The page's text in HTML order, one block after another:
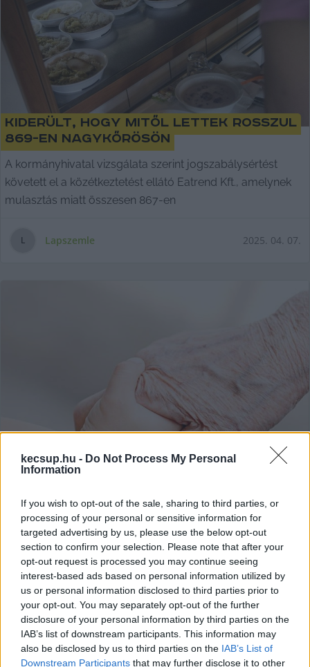
kecsup.hu - Do Not Process My Personal
Information
If you wish to opt-out of the sale, sharing to third parties, or
processing of your personal or sensitive information for
targeted advertising by us, please use the below opt-out
section to confirm your selection. Please note that after your
opt-out request is processed you may continue seeing
interest-based ads based on personal information utilized by
us or personal information disclosed to third parties prior to
your opt-out. You may separately opt-out of the further
disclosure of your personal information by third parties on the
IAB’s list of downstream participants. This information may
also be disclosed by us to third parties on the IAB’s List of
Downstream Participants that may further disclose it to other
Kiderült, hogy mitől lettek rosszul
869-en Nagykőrösön
A kormányhivatal vizsgálata szerint jogszabálysértést
követett el a közétkeztetést ellátó Eatrend Kft., amelynek
mulasztás miatt összesen 867-en
L Lapszemle 2025. 04. 07.
A menza ára harmadával, a
nyugdíjas otthonok díja 57
százalékkal emelkedik Kecskeméten
Az önkormányzati bérlakások díjának drasztikus emelése
után a bölcsődei, óvodai és iskolai étkezések díjának és a
nyugdíjas otthonok térítési díjának